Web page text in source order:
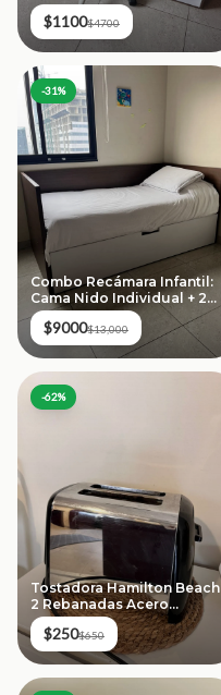
Ergonómica
$1100$4700
-31%
Combo Recámara Infantil:
Cama Nido Individual + 2
Colchones + Estantería
Organizadora
$9000$13,000
-62%
Tostadora Hamilton Beach
2 Rebanadas Acero
Inoxidable
$250$650